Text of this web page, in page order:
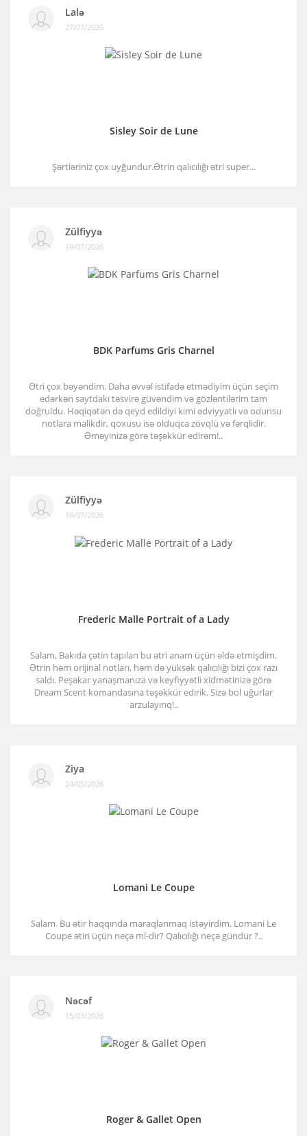
Lalə
27/07/2026
Sisley Soir de Lune
Şərtləriniz çox uyğundur.Ətrin qalıcılığı ətri super...
Zülfiyyə
19/07/2026
BDK Parfums Gris Charnel
Ətri çox bəyəndim. Daha əvvəl istifadə etmədiyim üçün seçim
edərkən saytdakı təsvirə güvəndim və gözləntilərim tam
doğruldu. Həqiqətən də qeyd edildiyi kimi ədviyyatlı və odunsu
notlara malikdir, qoxusu isə olduqca zövqlü və fərqlidir.
Əməyinizə görə təşəkkür edirəm!..
Zülfiyyə
19/07/2026
Frederic Malle Portrait of a Lady
Salam, Bakıda çətin tapılan bu ətri anam üçün əldə etmişdim.
Ətrin həm orijinal notları, həm də yüksək qalıcılığı bizi çox razı
saldı. Peşəkar yanaşmanıza və keyfiyyətli xidmətinizə görə
Dream Scent komandasına təşəkkür edirik. Sizə bol uğurlar
arzulayırıq!..
Ziya
24/05/2026
Lomani Le Coupe
Salam. Bu ətir haqqında maraqlanmaq istəyirdim. Lomani Le
Coupe ətiri üçün neçə ml-dir? Qalıcılığı neçə gündür ?..
Nəcəf
15/03/2026
Roger & Gallet Open